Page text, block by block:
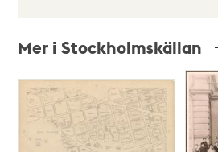
Mer i Stockholmskällan
Relaterade
poster
och
teman